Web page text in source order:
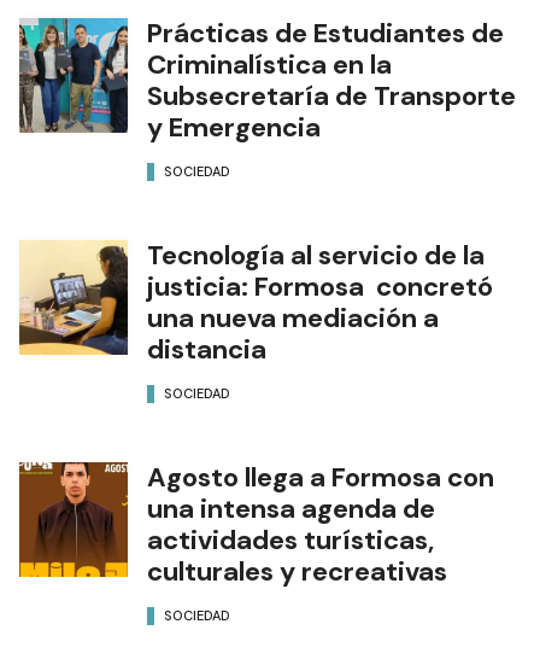
Prácticas de Estudiantes de
Criminalística en la
Subsecretaría de Transporte
y Emergencia
SOCIEDAD
Tecnología al servicio de la
justicia: Formosa concretó
una nueva mediación a
distancia
SOCIEDAD
Agosto llega a Formosa con
una intensa agenda de
actividades turísticas,
culturales y recreativas
SOCIEDAD